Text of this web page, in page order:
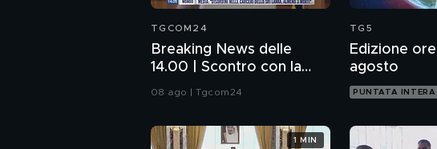
TGCOM24
Breaking News delle
14.00 | Scontro con la
Spagna, il governo non
08 ago | Tgcom24
TG5
Edizione
agosto
PUNTATA INTERA
1 MIN